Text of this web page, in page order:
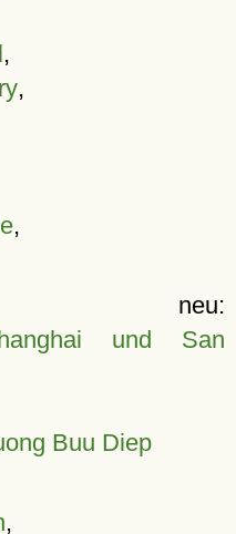
,
,
,
und San
Buu Diep
,